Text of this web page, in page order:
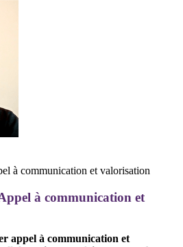
à communication et
appel à communication et